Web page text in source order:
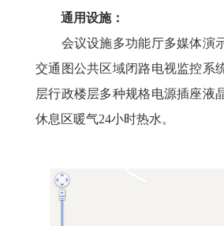
通用设施：
会议设施多功能厅多媒体演
交通图公共区域闭路电视监控系
层行政楼层多种规格电源插座液
休息区暖气24小时热水。